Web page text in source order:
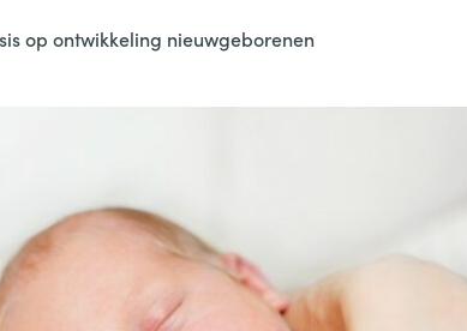
op ontwikkeling nieuwgeborenen